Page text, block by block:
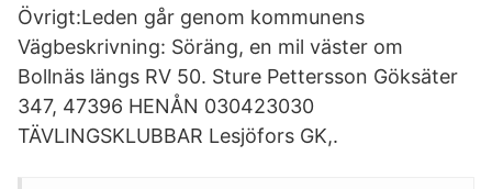
Övrigt:Leden går genom kommunens
Vägbeskrivning: Söräng, en mil väster om
Bollnäs längs RV 50. Sture Pettersson Göksäter
347, 47396 HENÅN 030423030
TÄVLINGSKLUBBAR Lesjöfors GK,.